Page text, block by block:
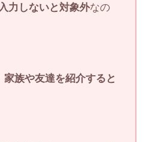
力しないと対象外なの
家族や友達を紹介すると